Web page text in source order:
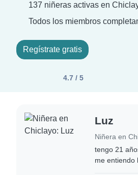
137 niñeras activas en
Todos los miembros
Regístrate gratis
4.7 / 5
Luz
Niñera en
tengo 21
me entiendo